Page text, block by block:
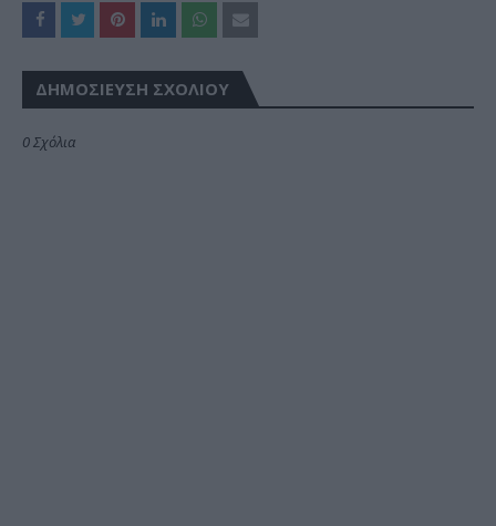
ΔΗΜΟΣΊΕΥΣΗ ΣΧΟΛΊΟΥ
0 Σχόλια